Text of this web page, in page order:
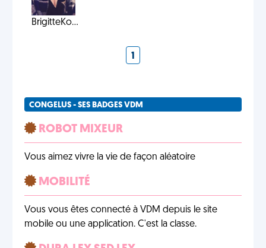
BrigitteKo...
1
CONGELUS - SES BADGES VDM
ROBOT MIXEUR
Vous aimez vivre la vie de façon aléatoire
MOBILITÉ
Vous vous êtes connecté à VDM depuis le site
mobile ou une application. C'est la classe.